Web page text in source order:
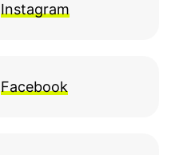
Instagram
Facebook